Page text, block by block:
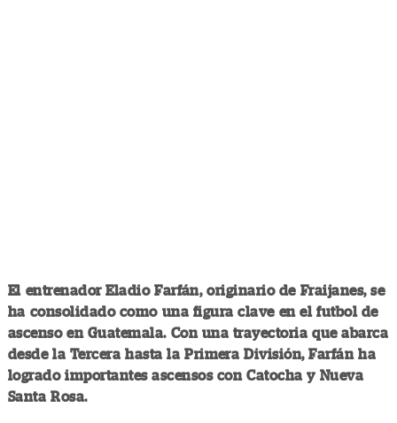
El entrenador Eladio Farfán, originario de Fraijanes, se
ha consolidado como una figura clave en el futbol de
ascenso en Guatemala. Con una trayectoria que abarca
desde la Tercera hasta la Primera División, Farfán ha
logrado importantes ascensos con Catocha y Nueva
Santa Rosa.